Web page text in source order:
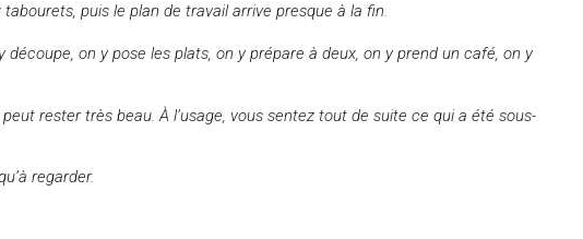
puis le plan de travail arrive presque à la fin.
on y pose les plats, on y prépare à deux, on y prend un café, on y
rester très beau. À l’usage, vous sentez tout de suite ce qui a été sous-
regarder.